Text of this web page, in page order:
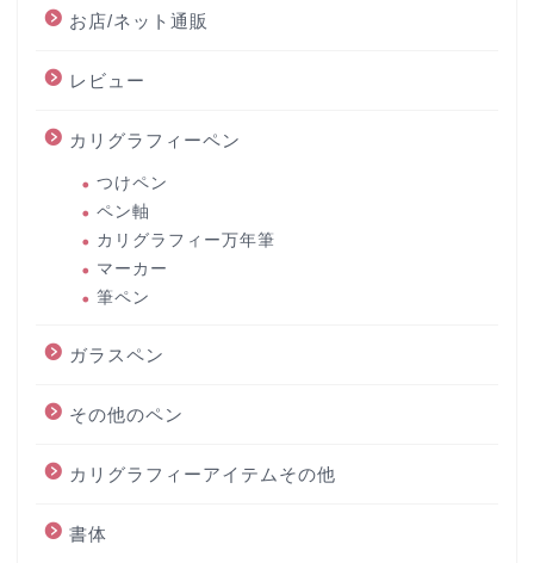
お店/ネット通販
レビュー
カリグラフィーペン
つけペン
ペン軸
カリグラフィー万年筆
マーカー
筆ペン
ガラスペン
その他のペン
カリグラフィーアイテムその他
書体